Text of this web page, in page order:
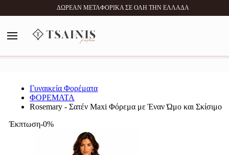
ΔΩΡΕΑΝ ΜΕΤΑΦΟΡΙΚΑ ΣΕ ΟΛΗ ΤΗΝ ΕΛΛΑΔΑ
MENU
Γυναικεία Φορέματα
ΦΟΡΕΜΑΤΑ
Rosemary - Σατέν Maxi Φόρεμα με Έναν Ώμο και Σκίσιμο
Έκπτωση-0%